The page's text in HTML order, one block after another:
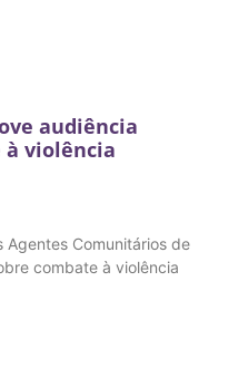
audiência
à violência
Comunitários de
combate à violência